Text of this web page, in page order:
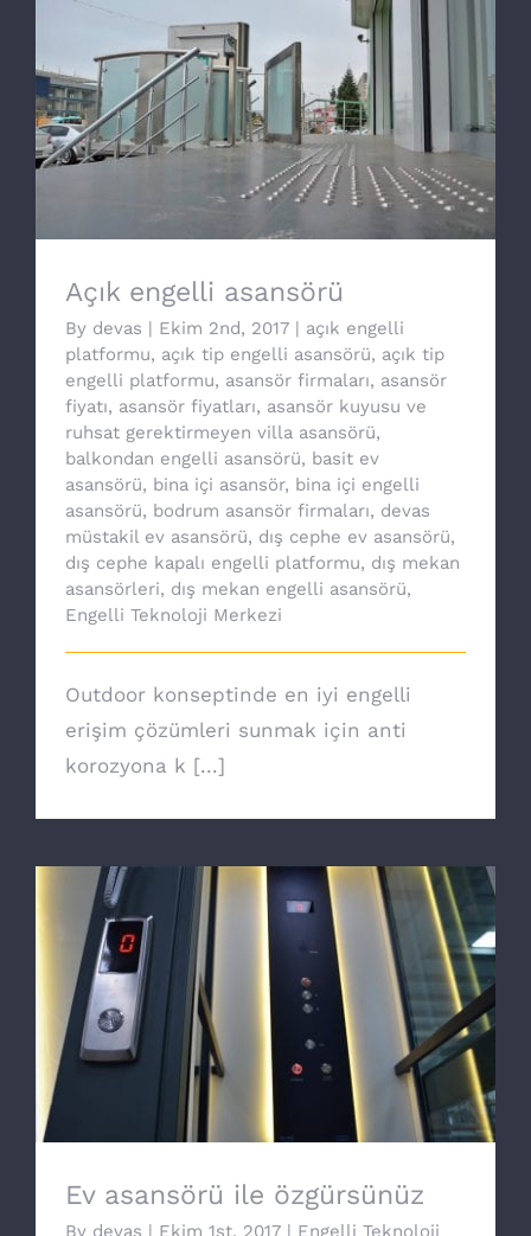
Açık engelli asansörü
Açık engelli asansörü
By devas | Ekim 2nd, 2017 | açık engelli
platformu, açık tip engelli asansörü, açık tip
engelli platformu, asansör firmaları, asansör
fiyatı, asansör fiyatları, asansör kuyusu ve
ruhsat gerektirmeyen villa asansörü,
balkondan engelli asansörü, basit ev
asansörü, bina içi asansör, bina içi engelli
asansörü, bodrum asansör firmaları, devas
müstakil ev asansörü, dış cephe ev asansörü,
dış cephe kapalı engelli platformu, dış mekan
asansörleri, dış mekan engelli asansörü,
Engelli Teknoloji Merkezi
Outdoor konseptinde en iyi engelli
erişim çözümleri sunmak için anti
korozyona k [...]
Ev asansörü ile özgürsünüz
Ev asansörü ile özgürsünüz
By devas | Ekim 1st, 2017 | Engelli Teknoloji